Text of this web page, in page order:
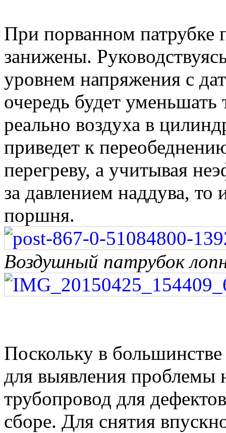
При порванном патрубке
занижены.
уровнем напряжения с
очередь будет
реально воздуха в
приведет к
перегреву, а учитывая
за давлением наддува,
поршня.
Воздушный патрубок
Поскольку в
для выявления проблемы
трубопровод для
сборе. Для снятия